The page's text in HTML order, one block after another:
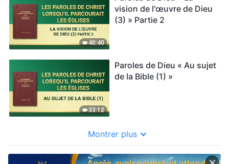
40:40
vision de l'œuvre de Dieu
(3) » Partie 2
33:12
Paroles de Dieu « Au sujet
de la Bible (1) »
Montrer plus